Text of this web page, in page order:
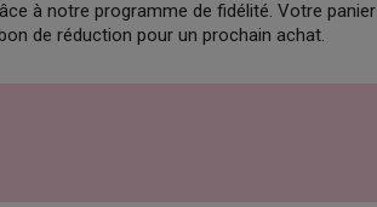
à notre programme de fidélité. Votre panier
de réduction pour un prochain achat.